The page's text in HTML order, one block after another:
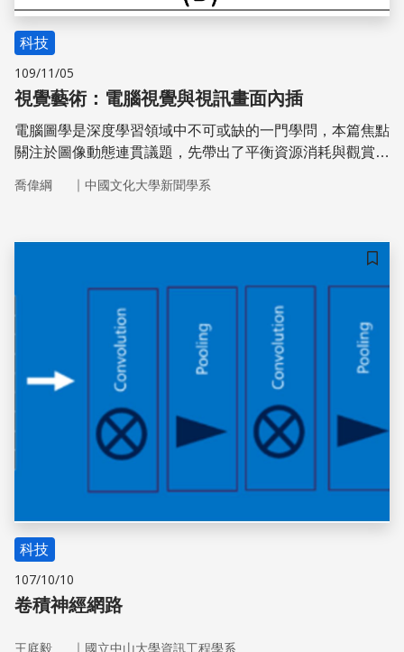
科技
109/11/05
視覺藝術：電腦視覺與視訊畫面內插
電腦圖學是深度學習領域中不可或缺的一門學問，本篇焦點
關注於圖像動態連貫議題，先帶出了平衡資源消耗與觀賞感
術對於快速的圖像變化會有失真模糊情況發生，於是本篇簡
授莊永裕的聯合研究團隊所提出的解決方案。這些解決方案
在資源消耗與視訊畫面呈現之間找到一個雙贏的平衡點，可
說是向「零誤差」的目標邁進了一大步。
喬偉綱 ｜ 中國文化大學新聞學系
儲存
科技
107/10/10
卷積神經網路
王庭毅 ｜ 國立中山大學資訊工程學系